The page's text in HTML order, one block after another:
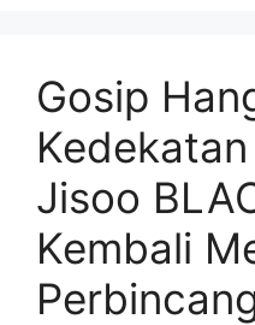
Gosip
Jisoo
Kembali